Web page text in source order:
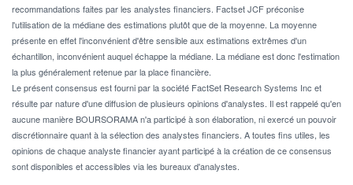
recommandations faites par les analystes financiers. Factset JCF préconise
l'utilisation de la médiane des estimations plutôt que de la moyenne. La moyenne
présente en effet l'inconvénient d'être sensible aux estimations extrêmes d'un
échantillon, inconvénient auquel échappe la médiane. La médiane est donc l'estimation
la plus généralement retenue par la place financière.
Le présent consensus est fourni par la société FactSet Research Systems Inc et
résulte par nature d'une diffusion de plusieurs opinions d'analystes. Il est rappelé qu'en
aucune manière BOURSORAMA n'a participé à son élaboration, ni exercé un pouvoir
discrétionnaire quant à la sélection des analystes financiers. A toutes fins utiles, les
opinions de chaque analyste financier ayant participé à la création de ce consensus
sont disponibles et accessibles via les bureaux d'analystes.